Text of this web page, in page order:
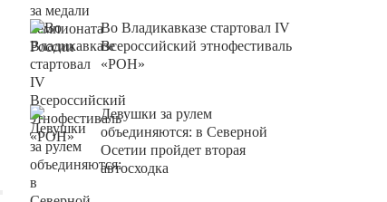
Во Владикавказе стартовал IV
Всероссийский этнофестиваль
«РОН»
Девушки за рулем
объединяются: в Северной
Осетии пройдет вторая
автосходка